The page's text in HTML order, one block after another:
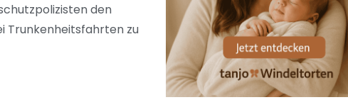
den
Trunkenheitsfahrten zu